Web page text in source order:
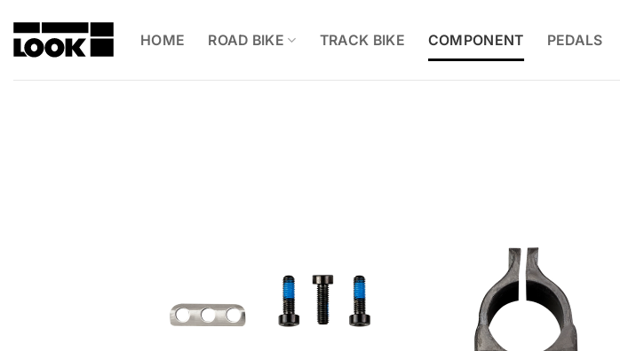
to
content
HOME ROAD BIKE TRACK BIKE COMPONENT PEDALS